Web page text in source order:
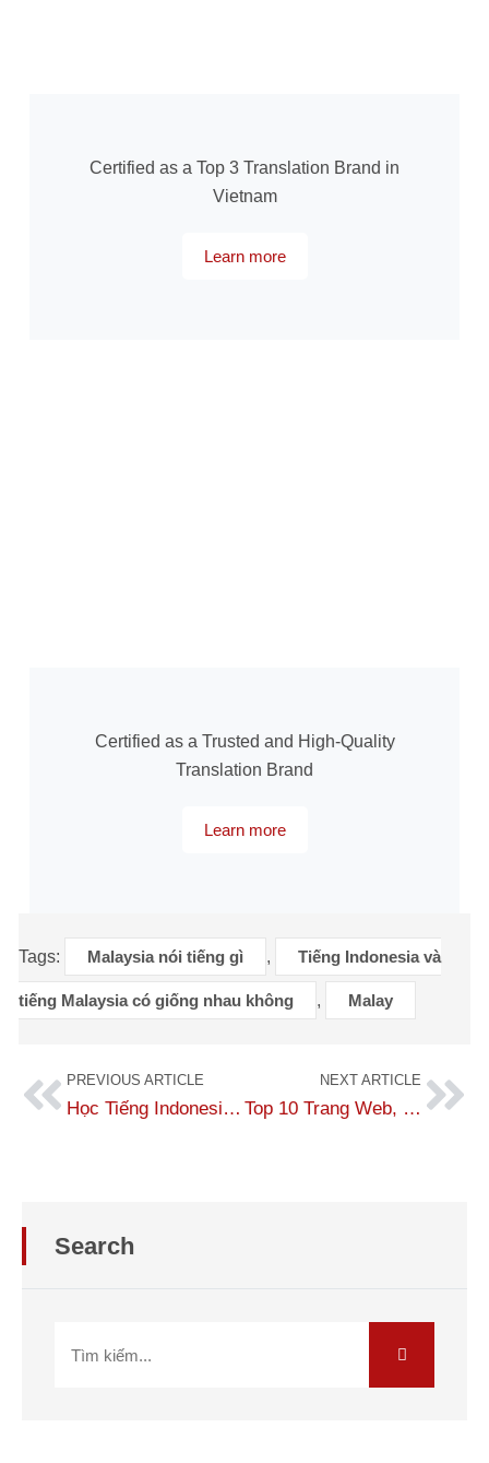
Certified as a Top 3 Translation Brand in
Vietnam
Learn more
Certified as a Trusted and High-Quality
Translation Brand
Learn more
Tags: Malaysia nói tiếng gì , Tiếng Indonesia và
tiếng Malaysia có giống nhau không , Malay
PREVIOUS ARTICLE
Học Tiếng Indonesia Có Khó Không? Học Tiếng Indonesia Cơ Bản
NEXT ARTICLE
Top 10 Trang Web, Phần Mềm Dịch Tiếng Indonesia Sang Tiếng Việt Chuẩn Xác
Search